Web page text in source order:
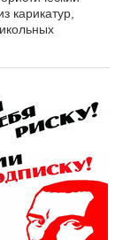
карикатур,